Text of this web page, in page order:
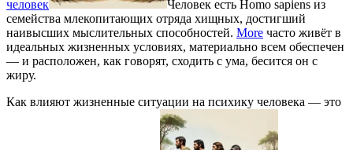
человек
Человек есть Homo sapiens из
семейства млекопитающих отряда хищных, достигший
наивысших мыслительных способностей. More часто живёт в
идеальных жизненных условиях, материально всем обеспечен
— и расположен, как говорят, сходить с ума, бесится он с
жиру.
Как влияют жизненные ситуации на психику человека — это